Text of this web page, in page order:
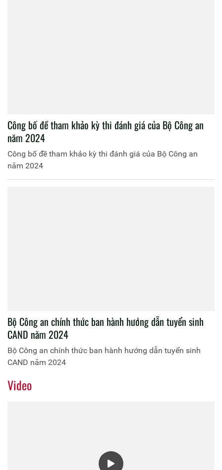
Công bố đề tham khảo kỳ thi đánh giá của Bộ Công an
năm 2024
Công bố đề tham khảo kỳ thi đánh giá của Bộ Công an
năm 2024
Bộ Công an chính thức ban hành hướng dẫn tuyển sinh
CAND năm 2024
Bộ Công an chính thức ban hành hướng dẫn tuyển sinh
CAND năm 2024
Video